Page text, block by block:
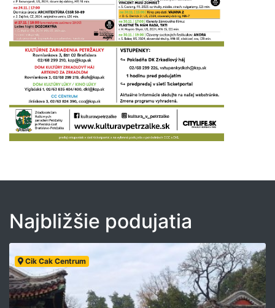
Najbližšie podujatia
Cik Cak Centrum